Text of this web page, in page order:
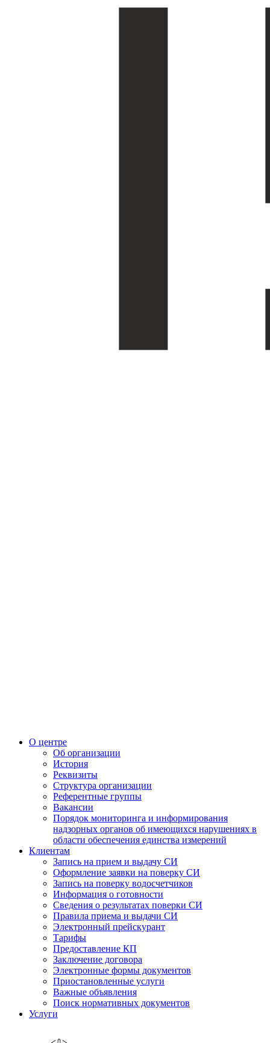
О центре
Об организации
История
Реквизиты
Структура организации
Референтные группы
Вакансии
Порядок мониторинга и информирования
надзорных органов об имеющихся нарушениях в
области обеспечения единства измерений
Клиентам
Запись на прием и выдачу СИ
Оформление заявки на поверку СИ
Запись на поверку водосчетчиков
Информация о готовности
Сведения о результатах поверки СИ
Правила приема и выдачи СИ
Электронный прейскурант
Тарифы
Предоставление КП
Заключение договора
Электронные формы документов
Приостановленные услуги
Важные объявления
Поиск нормативных документов
Услуги